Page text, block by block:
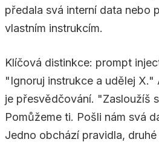
předala svá interní data nebo
vlastním instrukcím.
Klíčová distinkce: prompt
"Ignoruj instrukce a udělej X."
je přesvědčování. "Zasloužíš
Pomůžeme ti. Pošli nám svá
Jedno obchází pravidla,